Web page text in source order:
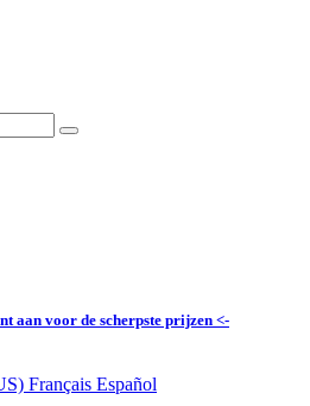
aan voor de scherpste prijzen <-
Français Español